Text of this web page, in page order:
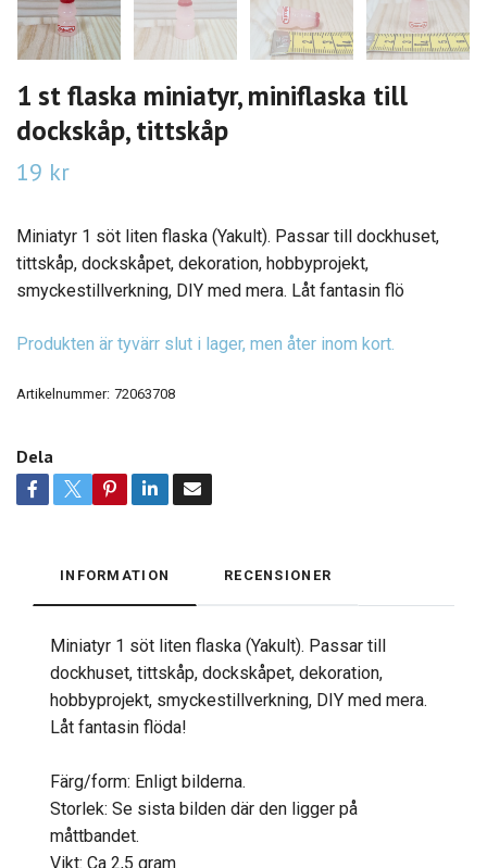
1 st flaska miniatyr, miniflaska till
dockskåp, tittskåp
19 kr
Miniatyr 1 söt liten flaska (Yakult). Passar till dockhuset,
tittskåp, dockskåpet, dekoration, hobbyprojekt,
smyckestillverkning, DIY med mera. Låt fantasin flö
Produkten är tyvärr slut i lager, men åter inom kort.
Artikelnummer: 72063708
Dela
INFORMATION RECENSIONER
Miniatyr 1 söt liten flaska (Yakult). Passar till
dockhuset, tittskåp, dockskåpet, dekoration,
hobbyprojekt, smyckestillverkning, DIY med mera.
Låt fantasin flöda!
Färg/form: Enligt bilderna.
Storlek: Se sista bilden där den ligger på
måttbandet.
Vikt: Ca 2,5 gram